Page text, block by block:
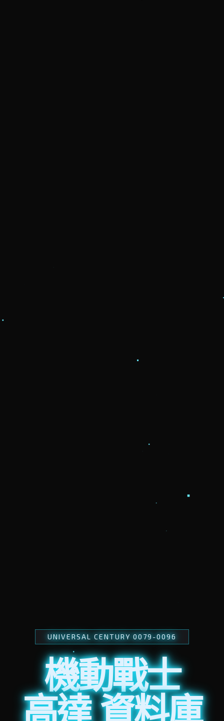
UNIVERSAL CENTURY 0079-0096
機動戰士
高達 資料庫